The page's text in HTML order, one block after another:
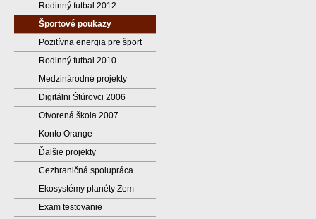
Rodinný futbal 2012
Športové poukazy
Pozitívna energia pre šport
Rodinný futbal 2010
Medzinárodné projekty
Digitálni Štúrovci 2006
Otvorená škola 2007
Konto Orange
Ďalšie projekty
Cezhraničná spolupráca
Ekosystémy planéty Zem
Exam testovanie